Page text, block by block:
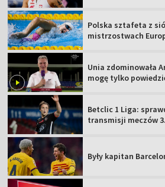
Polska sztafeta z
mistrzostwach
Unia zdominowała
mogę tylko
Betclic 1 Liga:
transmisji meczów
Były kapitan